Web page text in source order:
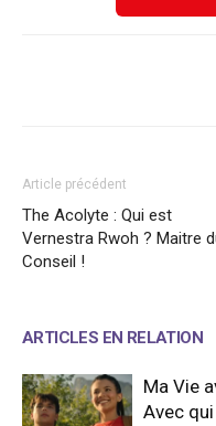
Article précédent
The Acolyte : Qui est
Vernestra Rwoh ? Maitre
Conseil !
ARTICLES EN RELATION
Ma Vie
Avec